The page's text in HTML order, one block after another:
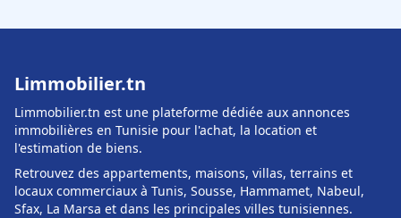
Limmobilier.tn
Limmobilier.tn est une plateforme dédiée aux annonces
immobilières en Tunisie pour l'achat, la location et
l'estimation de biens.
Retrouvez des appartements, maisons, villas, terrains et
locaux commerciaux à Tunis, Sousse, Hammamet, Nabeul,
Sfax, La Marsa et dans les principales villes tunisiennes.